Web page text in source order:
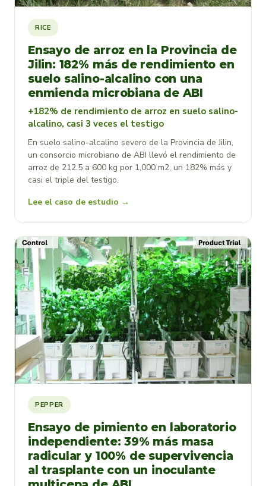
RICE
Ensayo de arroz en la Provincia de
Jilin: 182% más de rendimiento en
suelo salino-alcalino con una
enmienda microbiana de ABI
+182% de rendimiento de arroz en suelo salino-
alcalino, casi 3 veces el testigo
En suelo salino-alcalino severo de la Provincia de Jilin,
un consorcio microbiano de ABI llevó el rendimiento de
arroz de 212.5 a 600 kg por 1,000 m2, un 182% más y
casi el triple del testigo.
Lee el caso de estudio →
PEPPER
Ensayo de pimiento en laboratorio
independiente: 39% más masa
radicular y 100% de supervivencia
al trasplante con un inoculante